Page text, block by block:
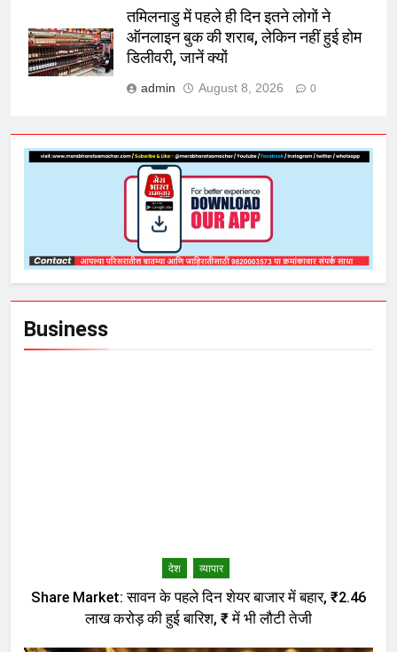
तमिलनाडु में पहले ही दिन इतने लोगों ने
ऑनलाइन बुक की शराब, लेकिन नहीं हुई होम
डिलीवरी, जानें क्यों
admin August 8, 2026 0
Business
देश व्यापार
Share Market: सावन के पहले दिन शेयर बाजार में बहार, ₹2.46
लाख करोड़ की हुई बारिश, ₹ में भी लौटी तेजी